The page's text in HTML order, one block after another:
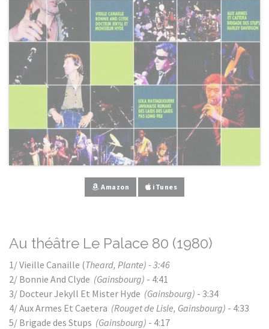
Amazon iTunes
Au théâtre Le Palace 80 (1980)
1/ Vieille Canaille (Theard, Plante) - 3:46
2/ Bonnie And Clyde (Gainsbourg) - 4:41
3/ Docteur Jekyll Et Mister Hyde (Gainsbourg) - 3:34
4/ Aux Armes Et Caetera (Rouget de Lisle, Gainsbourg) - 4:33
5/ Brigade des Stups (Gainsbourg) - 4:17